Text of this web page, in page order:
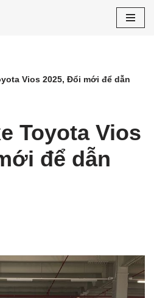
Vios 2025, Đổi mới để dẫn
Toyota Vios
để dẫn